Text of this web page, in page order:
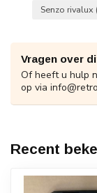
Senzo rivalux
Vragen over
Of heeft u hulp
op via
Recent